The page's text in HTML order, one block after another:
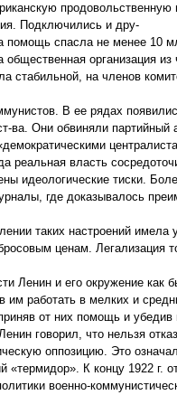
Подключились и дру-
помощь спасла не менее
организация
стабильной, на членов
В ее рядах
ва. Они обвиняли
реальная власть
идеологические тиски.
где доказывалось
таких настроений
ценам. Легализация
Ленин и его окружение
работать в мелких и
от них помощь и
говорил, что нельзя
оппозицию. Это
К концу 1922 г.
военно-